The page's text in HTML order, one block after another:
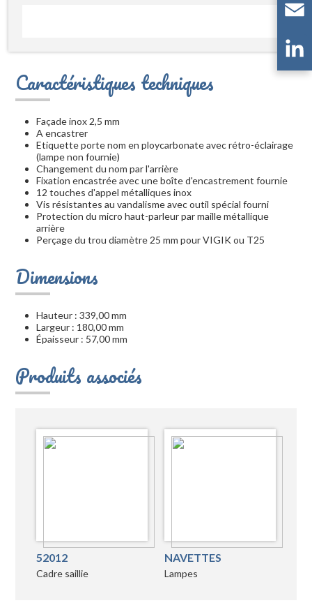
Caractéristiques techniques
Façade inox 2,5 mm
A encastrer
Etiquette porte nom en ploycarbonate avec rétro-éclairage
(lampe non fournie)
Changement du nom par l'arrière
Fixation encastrée avec une boîte d'encastrement fournie
12 touches d'appel métalliques inox
Vis résistantes au vandalisme avec outil spécial fourni
Protection du micro haut-parleur par maille métallique
arrière
Perçage du trou diamètre 25 mm pour VIGIK ou T25
Dimensions
Hauteur : 339,00 mm
Largeur : 180,00 mm
Épaisseur : 57,00 mm
Produits associés
52012
Cadre saillie
NAVETTES
Lampes